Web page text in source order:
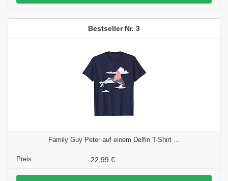
3
Family Guy Peter auf einem Delfin T-Shirt ...
22,99 €